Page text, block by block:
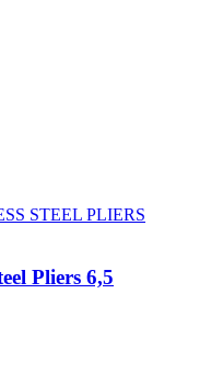
Pliers 6,5